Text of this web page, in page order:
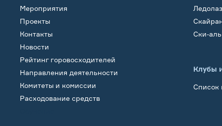
Мероприятия
Проекты
Контакты
Новости
Рейтинг горовосходителей
Направления деятельности
Комитеты и комиссии
Расходование средств
Ски-
Клубы
Список